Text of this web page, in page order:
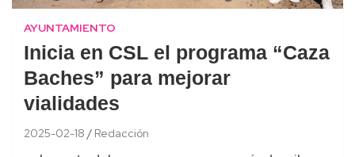
AYUNTAMIENTO
Inicia en CSL el programa “Caza
Baches” para mejorar
vialidades
2025-02-18 Redacción